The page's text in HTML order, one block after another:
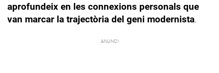
aprofundeix en les connexions personals que
van marcar la trajectòria del geni modernista.